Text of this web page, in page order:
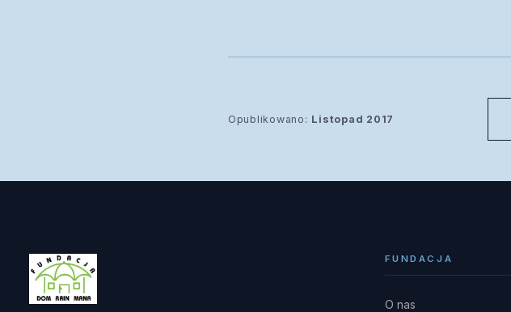
Opublikowano: Listopad 2017
FUNDACJA
O nas